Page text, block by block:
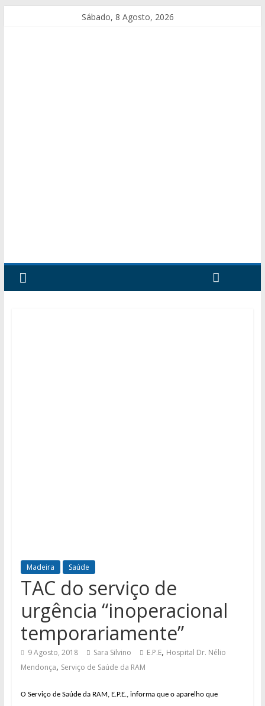
Sábado, 8 Agosto, 2026
Madeira Saúde
TAC do serviço de
urgência “inoperacional
temporariamente”
9 Agosto, 2018 Sara Silvino E.P.E, Hospital Dr. Nélio
Mendonça, Serviço de Saúde da RAM
O Serviço de Saúde da RAM, E.P.E., informa que o aparelho que